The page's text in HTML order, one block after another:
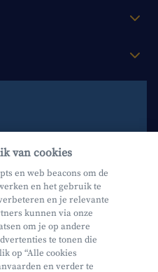
van cookies
en web beacons om de
en het gebruik te
en je relevante
kunnen via onze
om je op andere
te tonen die
op “Alle cookies
en verder te